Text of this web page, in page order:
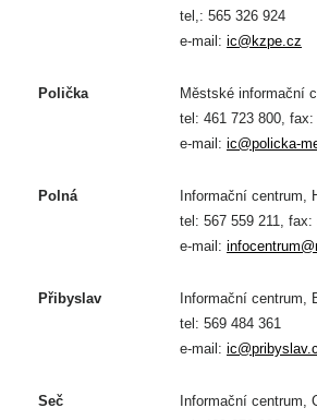
tel,: 565 326 924
e-mail: ic@kzpe.cz
Polička Městské informační
tel: 461 723 800, fax:
e-mail: ic@policka-
Polná
Informační centrum,
tel: 567 559 211, fax:
e-mail:
Přibyslav
Informační centrum,
tel: 569 484 361
e-mail:
Seč
Informační centrum,